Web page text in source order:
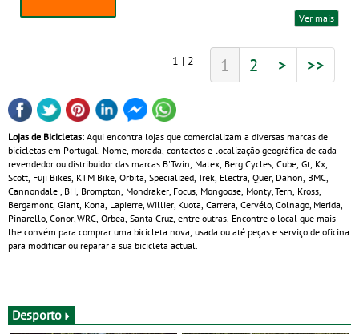
Ver mais
1 | 2 1 2 > >>
Lojas de Bicicletas: Aqui encontra lojas que comercializam a diversas marcas de
bicicletas em Portugal. Nome, morada, contactos e localização geográfica de cada
revendedor ou distribuidor das marcas B'Twin, Matex, Berg Cycles, Cube, Gt, Kx,
Scott, Fuji Bikes, KTM Bike, Orbita, Specialized, Trek, Electra, Qüer, Dahon, BMC,
Cannondale , BH, Brompton, Mondraker, Focus, Mongoose, Monty, Tern, Kross,
Bergamont, Giant, Kona, Lapierre, Willier, Kuota, Carrera, Cervélo, Colnago, Merida,
Pinarello, Conor, WRC, Orbea, Santa Cruz, entre outras. Encontre o local que mais
lhe convém para comprar uma bicicleta nova, usada ou até peças e serviço de oficina
para modificar ou reparar a sua bicicleta actual.
Desporto